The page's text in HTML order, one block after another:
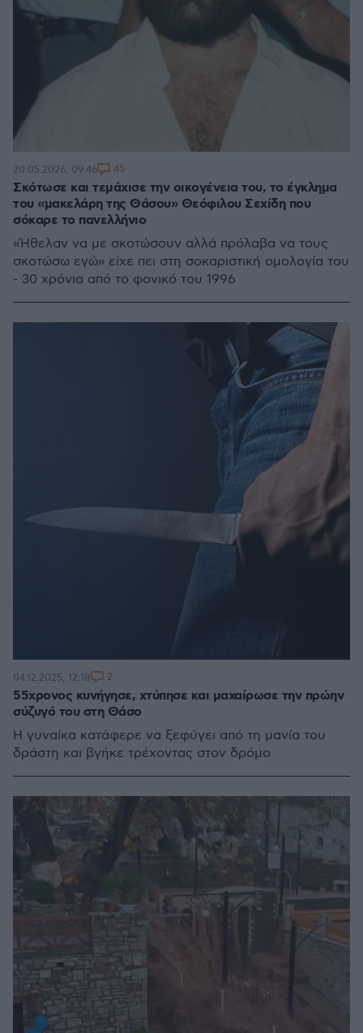
Σκότωσε και τεμάχισε την οικογένεια του, το έγκλημα
του «μακελάρη της Θάσου» Θεόφιλου Σεχίδη που
σόκαρε το πανελλήνιο
«Ήθελαν να με σκοτώσουν αλλά πρόλαβα να τους
σκοτώσω εγώ» είχε πει στη σοκαριστική ομολογία του
- 30 χρόνια από το φονικό του 1996
20.05.2026, 09:46 45
55χρονος κυνήγησε, χτύπησε και μαχαίρωσε την πρώην
σύζυγό του στη Θάσο
Η γυναίκα κατάφερε να ξεφύγει από τη μανία του
δράστη και βγήκε τρέχοντας στον δρόμο
04.12.2025, 12:18 2